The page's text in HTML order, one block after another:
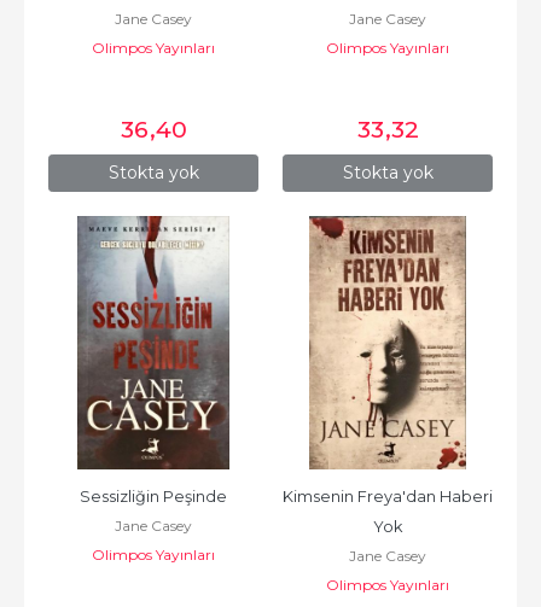
Stokta yok
Jane Casey
Olimpos Yayınları
36,40
Stokta yok
Jane Casey
Olimpos Yayınları
33,32
Sessizliğin Peşinde
Jane Casey
Olimpos Yayınları
Kimsenin Freya'dan Haberi
Yok
Jane Casey
Olimpos Yayınları